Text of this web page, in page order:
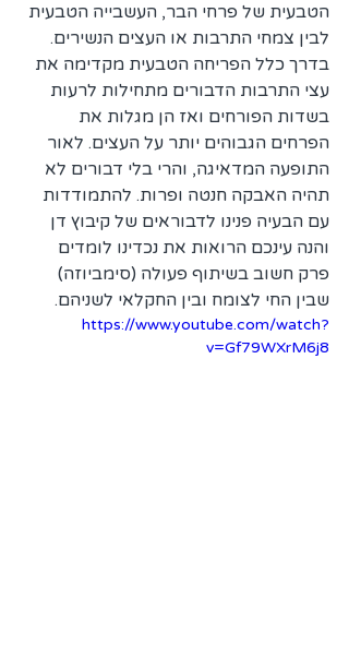
הטבעית של פרחי הבר, העשבייה הטבעית
לבין צמחי התרבות או העצים הנשירים.
בדרך כלל הפריחה הטבעית מקדימה את
עצי התרבות הדבורים מתחילות לרעות
בשדות הפורחים ואז הן מגלות את
הפרחים הגבוהים יותר על העצים. לאור
התופעה המדאיגה, והרי בלי דבורים לא
תהיה האבקה חנטה ופרות. להתמודדות
עם הבעיה פנינו לדבוראים של קיבוץ דן
והנה עינכם הרואות את נכדינו לומדים
פרק חשוב בשיתוף פעולה (סימביוזה)
שבין החי לצומח ובין החקלאי לשניהם.
https://www.youtube.com/watch?
v=Gf79WXrM6j8